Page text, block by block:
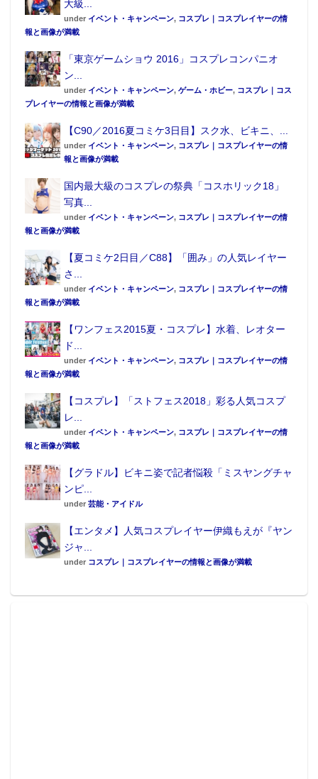
大級...
under イベント・キャンペーン, コスプレ｜コスプレイヤーの情
報と画像が満載
「東京ゲームショウ 2016」コスプレコンパニオ
ン...
under イベント・キャンペーン, ゲーム・ホビー, コスプレ｜コス
プレイヤーの情報と画像が満載
【C90／2016夏コミケ3日目】スク水、ビキニ、...
under イベント・キャンペーン, コスプレ｜コスプレイヤーの情
報と画像が満載
国内最大級のコスプレの祭典「コスホリック18」
写真...
under イベント・キャンペーン, コスプレ｜コスプレイヤーの情
報と画像が満載
【夏コミケ2日目／C88】「囲み」の人気レイヤー
さ...
under イベント・キャンペーン, コスプレ｜コスプレイヤーの情
報と画像が満載
【ワンフェス2015夏・コスプレ】水着、レオター
ド...
under イベント・キャンペーン, コスプレ｜コスプレイヤーの情
報と画像が満載
【コスプレ】「ストフェス2018」彩る人気コスプ
レ...
under イベント・キャンペーン, コスプレ｜コスプレイヤーの情
報と画像が満載
【グラドル】ビキニ姿で記者悩殺「ミスヤングチャ
ンピ...
under 芸能・アイドル
【エンタメ】人気コスプレイヤー伊織もえが『ヤン
ジャ...
under コスプレ｜コスプレイヤーの情報と画像が満載